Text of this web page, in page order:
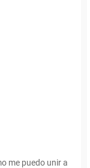
me puedo unir a